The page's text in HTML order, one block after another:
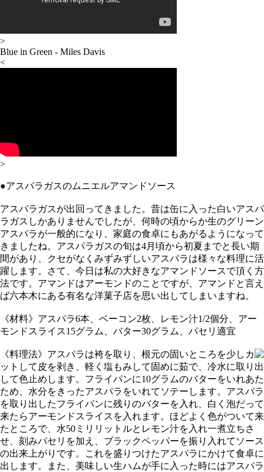
>
Blue in Green - Miles Davis
<
>
●アスパラガスのムニエルアマンドソース
アスパラガスが出回ってきました。昔は缶に入った白いアスパ
ラガスしかありませんでしたが、何時の頃からか生のグリーン
アスパラが一般的になり、家庭の食卓にもあがるようになって
きましたね。アスパラガスの旬は4月頃から初夏までと長い期
間があり、クセがなくみずみずしいアスパラは様々な料理に活
躍します。さて、今日は私の大好きなアマンドソースで頂く方
法です。アマンドはアーモンドのことですが、アマンドと言え
ば六本木にある有名な洋菓子店を思い出してしまいますね。
《材料》アスパラ6本、ベーコン2枚、レモン汁1/2個分、アー
モンドスライス15グラム、バター30グラム、パセリ適宜
《料理法》アスパラは袴を取り、根元の固いところを少しカ
ットして皮を剥き、軽く塩もみして固めに茹で、冷水に取り出
して色止めします。フライパンに10グラムのバターをいれあた
ため、水分をきったアスパラをいれてソテーします。アスパラ
を取り出したフライパンに残りのバターを入れ、白く泡だって
来たらアーモンドスライスを入れます。ほどよく色がついて来
たところで、水50ミリリットルとレモン汁を入れ一煮立ちさ
せ、刻みパセリを加え、ブラックペッパーを振り入れてソース
の出来上がりです。これを盛りつけたアスパラにかけて食卓に
出します。また、美味しい生ハムが手に入った時にはアスパラ